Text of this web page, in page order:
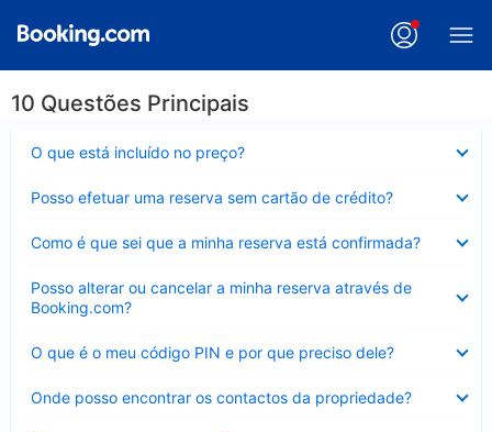
10 Questões Principais
O que está incluído no preço?
fechado
Posso efetuar uma reserva sem cartão de crédito?
fechado
Como é que sei que a minha reserva está confirmada?
fechado
Posso alterar ou cancelar a minha reserva através de
Booking.com?
fechado
O que é o meu código PIN e por que preciso dele?
fechado
Onde posso encontrar os contactos da propriedade?
fechado